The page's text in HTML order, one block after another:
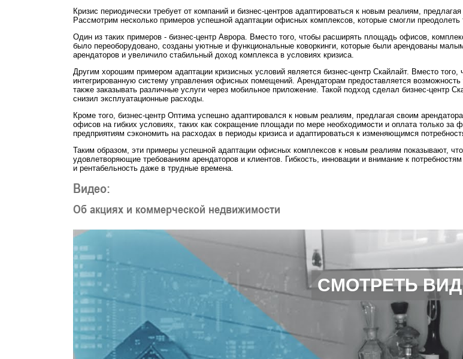
Кризис периодически требует от компаний и бизнес-центров адаптироваться к новым реалиям,
Рассмотрим несколько примеров успешной адаптации офисных комплексов, которые смогли
Один из таких примеров - бизнес-центр Аврора. Вместо того, чтобы расширять площадь офисов,
было переоборудовано, созданы уютные и функциональные коворкинги, которые были арендованы
арендаторов и увеличило стабильный доход комплекса в условиях кризиса.
Другим хорошим примером адаптации кризисных условий является бизнес-центр Скайлайт. Вместо
интегрированную систему управления офисных помещений. Арендаторам предоставляется
также заказывать различные услуги через мобильное приложение. Такой подход сделал бизнес-центр
снизил эксплуатационные расходы.
Кроме того, бизнес-центр Оптима успешно адаптировался к новым реалиям, предлагая своим
офисов на гибких условиях, таких как сокращение площади по мере необходимости и оплата только за
предприятиям сэкономить на расходах в периоды кризиса и адаптироваться к изменяющимся
Таким образом, эти примеры успешной адаптации офисных комплексов к новым реалиям показывают,
удовлетворяющие требованиям арендаторов и клиентов. Гибкость, инновации и внимание к
и рентабельность даже в трудные времена.
Видео:
Об акциях и коммерческой недвижимости
СМОТРЕТЬ